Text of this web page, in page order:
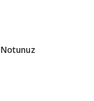
Notunuz